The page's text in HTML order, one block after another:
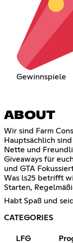
Gewinnspiele
ABOUT
Wir sind Farm
Hauptsächlich
Nette und
Giveaways für
und GTA
Was ls25 betrifft
Starten,
Habt Spaß und
CATEGORIES
LFG